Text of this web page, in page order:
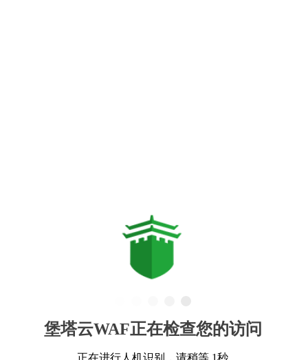
堡塔云WAF正在检查您的访问
正在进行人机识别，请稍等 1秒